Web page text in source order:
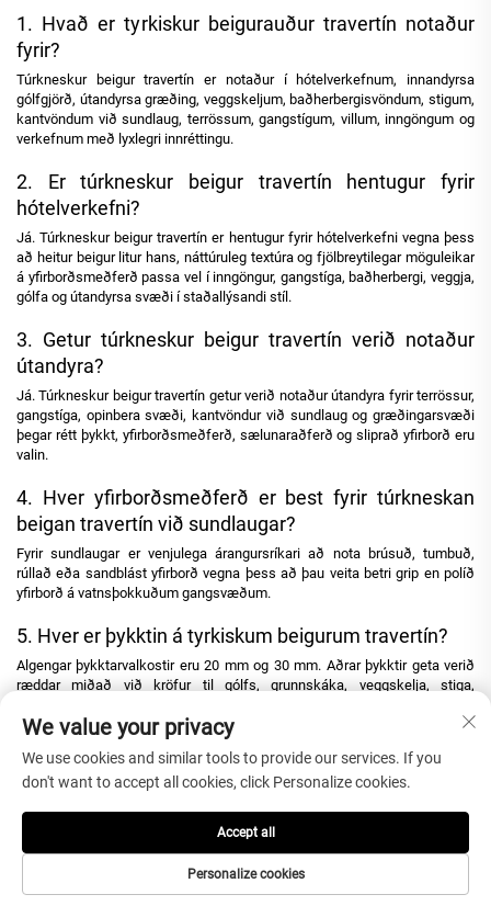
1. Hvað er tyrkiskur beigurauður travertín notaður
fyrir?
Túrkneskur beigur travertín er notaður í hótelverkefnum, innandyrsa
gólfgjörð, útandyrsa græðing, veggskeljum, baðherbergisvöndum, stigum,
kantvöndum við sundlaug, terrössum, gangstígum, villum, inngöngum og
verkefnum með lyxlegri innréttingu.
2. Er túrkneskur beigur travertín hentugur fyrir
hótelverkefni?
Já. Túrkneskur beigur travertín er hentugur fyrir hótelverkefni vegna þess
að heitur beigur litur hans, náttúruleg textúra og fjölbreytilegar möguleikar
á yfirborðsmeðferð passa vel í inngöngur, gangstíga, baðherbergi, veggja,
gólfa og útandyrsa svæði í staðallýsandi stíl.
3. Getur túrkneskur beigur travertín verið notaður
útandyra?
Já. Túrkneskur beigur travertín getur verið notaður útandyra fyrir terrössur,
gangstíga, opinbera svæði, kantvöndur við sundlaug og græðingarsvæði
þegar rétt þykkt, yfirborðsmeðferð, sælunaraðferð og sliprað yfirborð eru
valin.
4. Hver yfirborðsmeðferð er best fyrir túrkneskan
beigan travertín við sundlaugar?
Fyrir sundlaugar er venjulega árangursríkari að nota brúsuð, tumbuð,
rúllað eða sandblást yfirborð vegna þess að þau veita betri grip en políð
yfirborð á vatnsþokkuðum gangsvæðum.
5. Hver er þykktin á tyrkiskum beigurum travertín?
Algengar þykktarvalkostir eru 20 mm og 30 mm. Aðrar þykktir geta verið
ræddar miðað við kröfur til gólfs, grunnskáka, veggskelja, stiga,
6. Hver er lágmarkspöntun (MOQ) fyrir tyrkiska beigu
travertín?
mismunandi stærðum eða sérstök verkefnis magn geta verið rædd í
samræmi við vistun, skífustöku og framleiðslukröfur.
7. Hvernig getur Perfect Stone tryggt gæði?
We value your privacy
We use cookies and similar tools to provide our services. If you
don't want to accept all cookies, click Personalize cookies.
Personalize cookies
Accept all